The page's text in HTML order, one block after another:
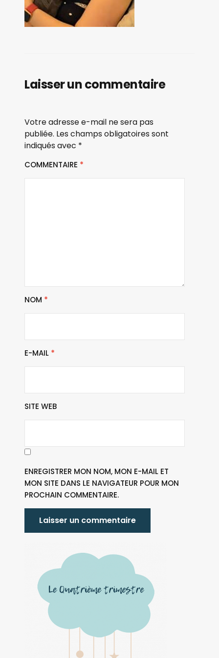
Laisser un commentaire
Votre adresse e-mail ne sera pas
publiée. Les champs obligatoires sont
indiqués avec *
COMMENTAIRE *
NOM *
E-MAIL *
SITE WEB
ENREGISTRER MON NOM, MON E-MAIL ET
MON SITE DANS LE NAVIGATEUR POUR MON
PROCHAIN COMMENTAIRE.